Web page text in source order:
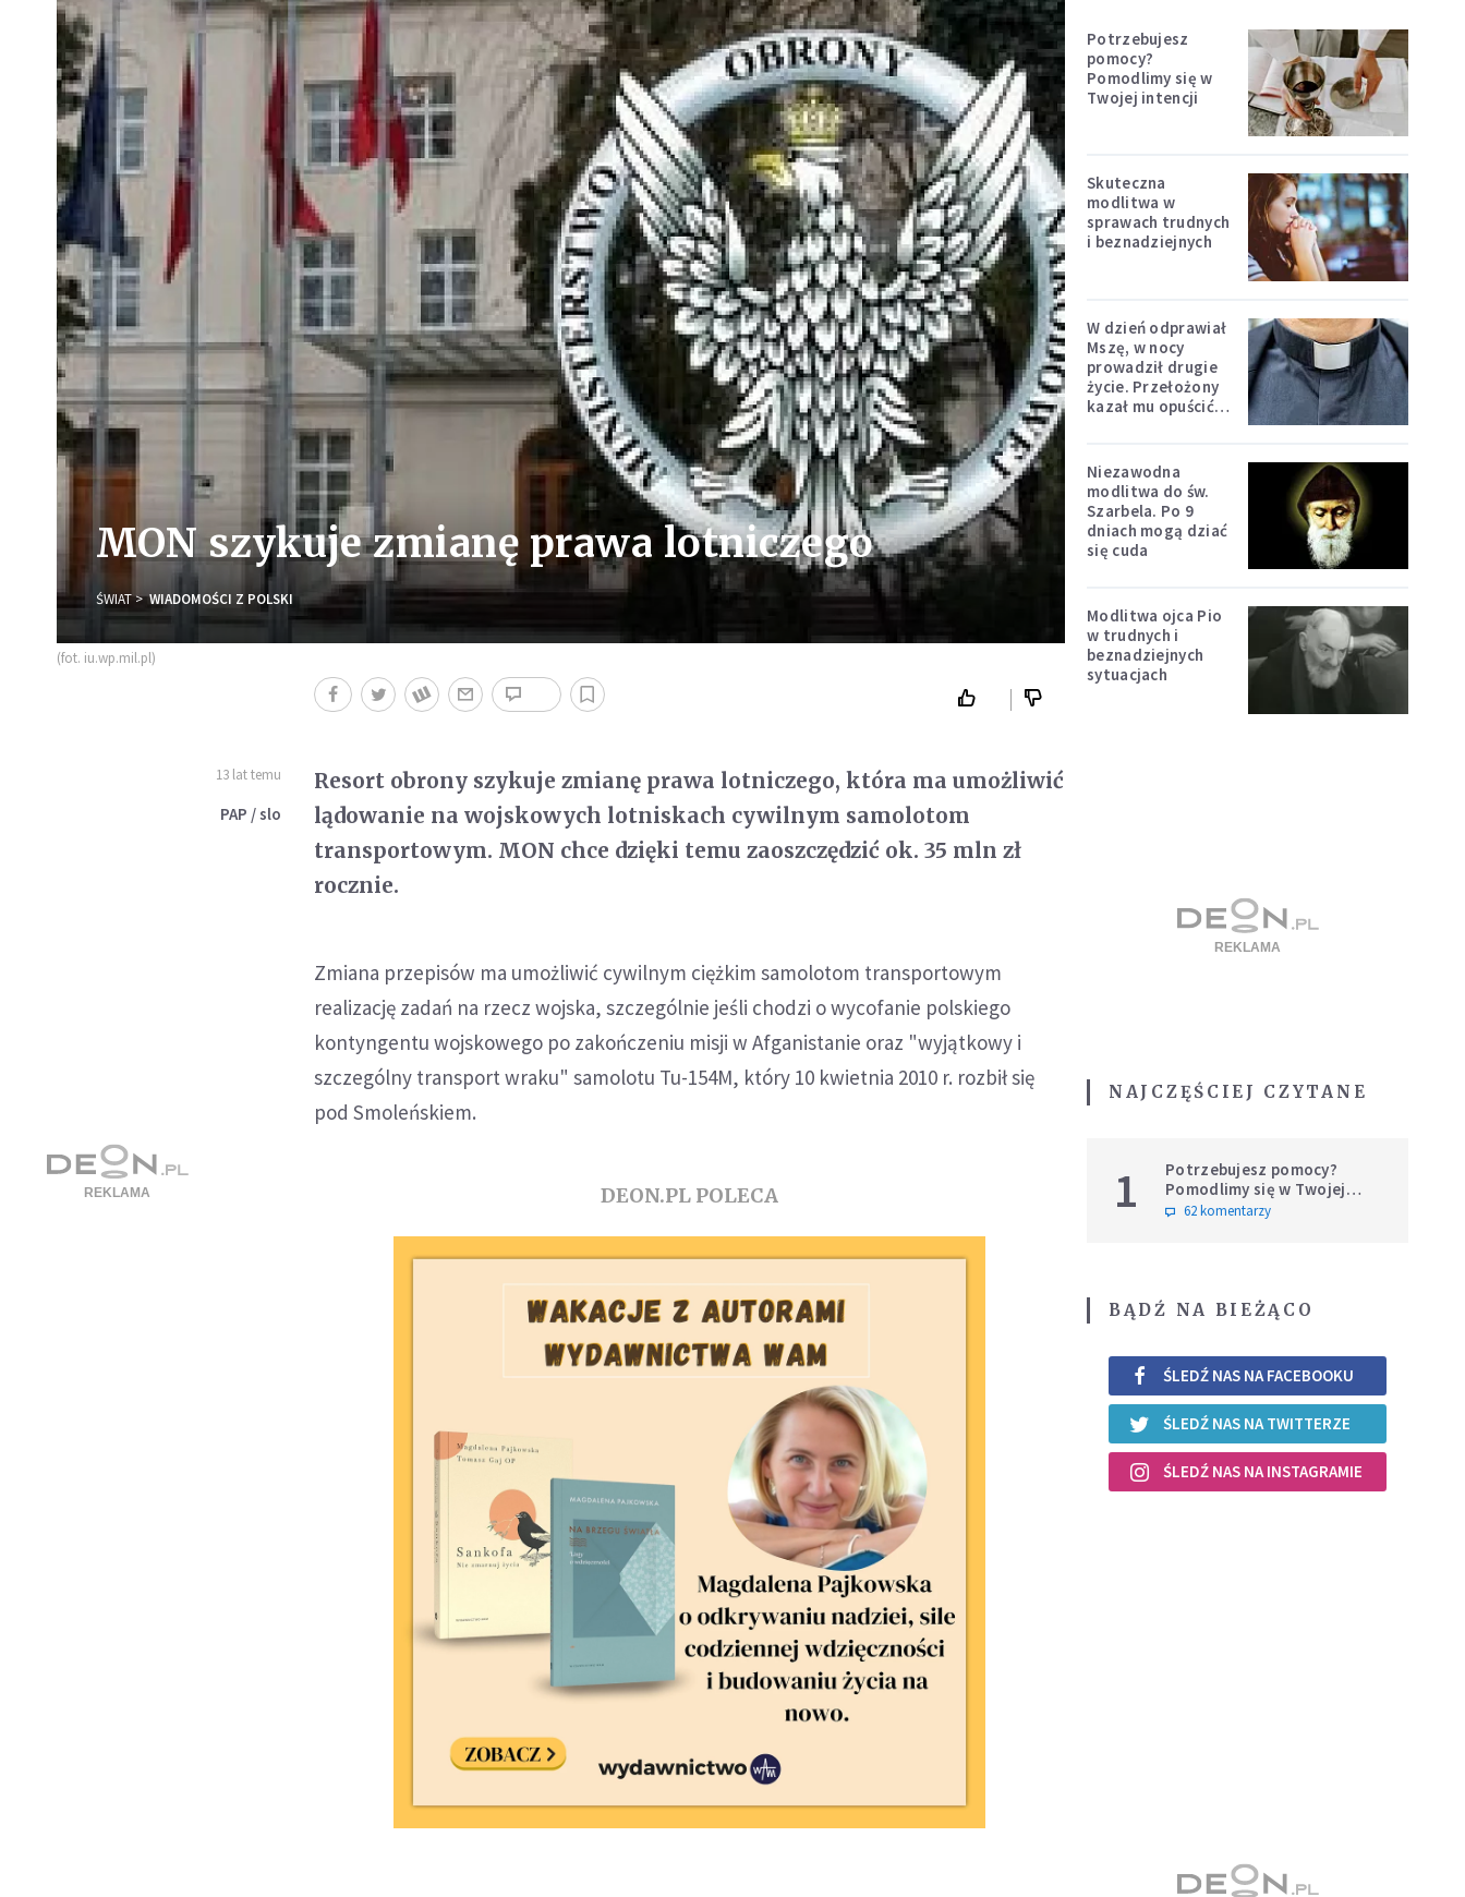
MON szykuje zmianę prawa lotniczego
ŚWIAT WIADOMOŚCI Z POLSKI
(fot. iu.wp.mil.pl)
13 lat temu
PAP / slo
Resort obrony szykuje zmianę prawa lotniczego, która ma umożliwić
lądowanie na wojskowych lotniskach cywilnym samolotom
transportowym. MON chce dzięki temu zaoszczędzić ok. 35 mln zł
rocznie.
Zmiana przepisów ma umożliwić cywilnym ciężkim samolotom transportowym
realizację zadań na rzecz wojska, szczególnie jeśli chodzi o wycofanie polskiego
kontyngentu wojskowego po zakończeniu misji w Afganistanie oraz "wyjątkowy i
szczególny transport wraku" samolotu Tu-154M, który 10 kwietnia 2010 r. rozbił się
pod Smoleńskiem.
DEON.PL POLECA
Potrzebujesz
pomocy?
Pomodlimy się w
Twojej intencji
Skuteczna
modlitwa w
sprawach trudnych
i beznadziejnych
W dzień odprawiał
Mszę, w nocy
prowadził drugie
życie. Przełożony
kazał mu opuścić
Niezawodna
modlitwa do św.
Szarbela. Po 9
dniach mogą dziać
się cuda
Modlitwa ojca Pio
w trudnych i
beznadziejnych
sytuacjach
NAJCZĘŚCIEJ CZYTANE
1
Potrzebujesz pomocy?
Pomodlimy się w Twojej
intencji
62 komentarzy
BĄDŹ NA BIEŻĄCO
ŚLEDŹ NAS NA FACEBOOKU
ŚLEDŹ NAS NA TWITTERZE
ŚLEDŹ NAS NA INSTAGRAMIE